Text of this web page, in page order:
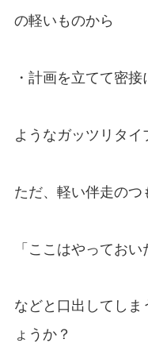
の軽いものから
・計画を立てて密接
ようなガッツリタイ
ただ、軽い伴走のつ
「ここはやってお
などと口出してしま
ょうか？